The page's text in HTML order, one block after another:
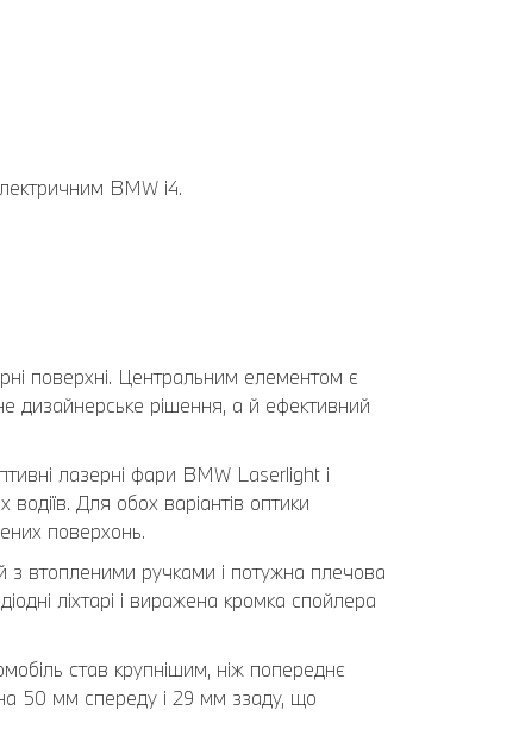
BMW i4.
поверхні. Центральним елементом є
дизайнерське рішення, а й ефективний
лазерні фари BMW Laserlight і
Для обох варіантів оптики
поверхонь.
з втопленими ручками і потужна плечова
ліхтарі і виражена кромка спойлера
став крупнішим, ніж попереднє
50 мм спереду і 29 мм ззаду, що